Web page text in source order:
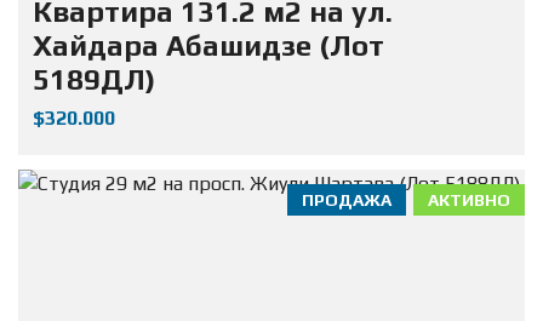
Квартира 131.2 м2 на ул.
Хайдара Абашидзе (Лот
5189ДЛ)
$320.000
АКТИВНО
ПРОДАЖА